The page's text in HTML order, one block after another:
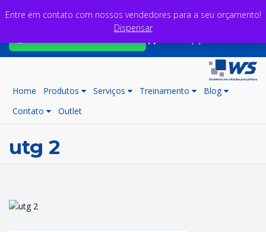
Home Produtos Serviços Treinamento
Blog
Contato
Outlet
utg 2
Entre em contato com nossos vendedores para a seu orçamento!
Dispensar